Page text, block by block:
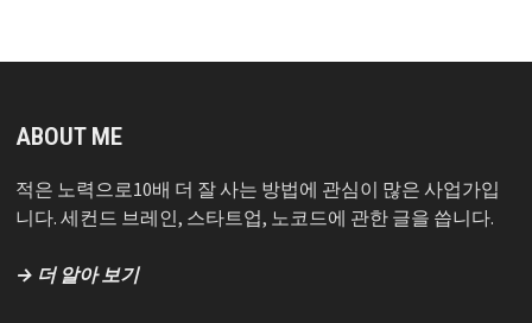
ABOUT ME
적은 노력으로10배 더 잘 사는 방법에 관심이 많은 사업가입
니다. 세컨드 브레인, 스타트업, 노코드에 관한 글을 씁니다.
→ 더 알아 보기